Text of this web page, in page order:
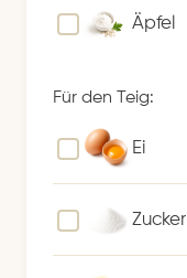
Äpfel
Für den Teig:
Ei
Zucker